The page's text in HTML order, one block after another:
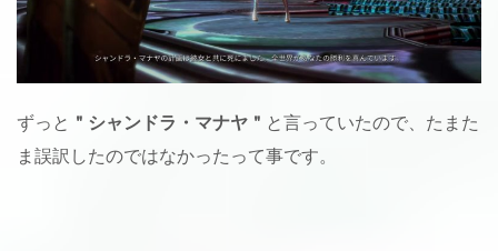
ずっと ＂シャンドラ・マナヤ＂ と言っていたので、たまた
ま誤訳したのではなかったって事です。